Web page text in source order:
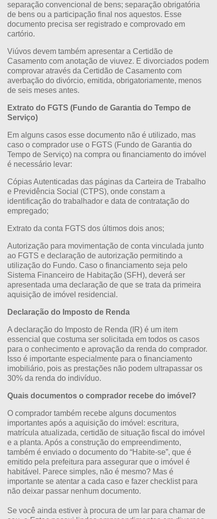
separação convencional de bens; separação obrigatória
de bens ou a participação final nos aquestos. Esse
documento precisa ser registrado e comprovado em
cartório.
Viúvos devem também apresentar a Certidão de
Casamento com anotação de viuvez. E divorciados podem
comprovar através da Certidão de Casamento com
averbação do divórcio, emitida, obrigatoriamente, menos
de seis meses antes.
Extrato do FGTS (Fundo de Garantia do Tempo de
Serviço)
Em alguns casos esse documento não é utilizado, mas
caso o comprador use o FGTS (Fundo de Garantia do
Tempo de Serviço) na compra ou financiamento do imóvel
é necessário levar:
Cópias Autenticadas das páginas da Carteira de Trabalho
e Previdência Social (CTPS), onde constam a
identificação do trabalhador e data de contratação do
empregado;
Extrato da conta FGTS dos últimos dois anos;
Autorização para movimentação de conta vinculada junto
ao FGTS e declaração de autorização permitindo a
utilização do Fundo. Caso o financiamento seja pelo
Sistema Financeiro de Habitação (SFH), deverá ser
apresentada uma declaração de que se trata da primeira
aquisição de imóvel residencial.
Declaração do Imposto de Renda
A declaração do Imposto de Renda (IR) é um item
essencial que costuma ser solicitada em todos os casos
para o conhecimento e aprovação da renda do comprador.
Isso é importante especialmente para o financiamento
imobiliário, pois as prestações não podem ultrapassar os
30% da renda do indivíduo.
Quais documentos o comprador recebe do imóvel?
O comprador também recebe alguns documentos
importantes após a aquisição do imóvel: escritura,
matrícula atualizada, certidão de situação fiscal do imóvel
e a planta. Após a construção do empreendimento,
também é enviado o documento do “Habite-se”, que é
emitido pela prefeitura para assegurar que o imóvel é
habitável. Parece simples, não é mesmo? Mas é
importante se atentar a cada caso e fazer checklist para
não deixar passar nenhum documento.
Se você ainda estiver à procura de um lar para chamar de